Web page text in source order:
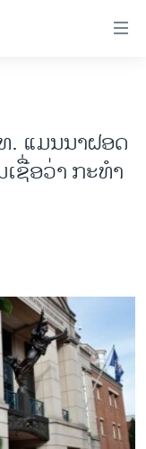
. ແມນນາຝອດ
ຊື່ອວ່າ ກະທໍາ